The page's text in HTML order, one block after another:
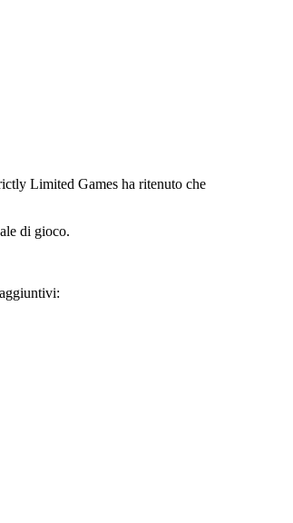
Limited Games ha ritenuto che
di gioco.